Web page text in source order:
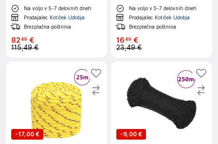
Na voljo v 5-7 delovnih dneh
Prodajalec Kotiček Udobja
Brezplačna poštnina
8249 €
115,49 €
Na voljo v 5-7 delovnih dneh
Prodajalec Kotiček Udobja
Brezplačna poštnina
1649 €
23,49 €
-17,00 € -9,00 €